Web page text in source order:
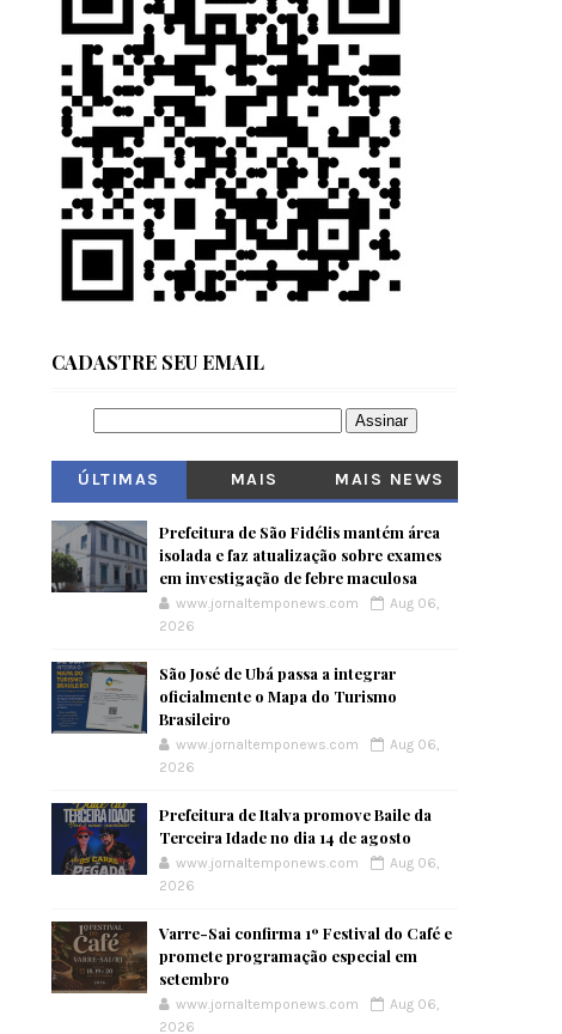
CADASTRE SEU EMAIL
ÚLTIMAS
MAIS
MAIS NEWS
Prefeitura de São Fidélis mantém área
isolada e faz atualização sobre exames
em investigação de febre maculosa
www.jornaltemponews.com
Aug 06,
2026
São José de Ubá passa a integrar
oficialmente o Mapa do Turismo
Brasileiro
www.jornaltemponews.com
Aug 06,
2026
Prefeitura de Italva promove Baile da
Terceira Idade no dia 14 de agosto
www.jornaltemponews.com
Aug 06,
2026
Varre-Sai confirma 1º Festival do Café e
promete programação especial em
setembro
www.jornaltemponews.com
Aug 06,
2026